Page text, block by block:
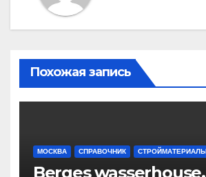
Похожая запись
МОСКВА СПРАВОЧНИК СТРОЙМАТЕРИАЛЫ
Berges wasserhouse,